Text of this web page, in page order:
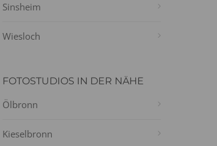
Sinsheim
Wiesloch
FOTOSTUDIOS IN DER NÄHE
Ölbronn
Kieselbronn